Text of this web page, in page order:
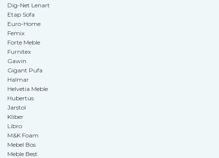
Dig-Net Lenart
Etap Sofa
Euro-Home
Femix
Forte Meble
Furnitex
Gawin
Gigant Pufa
Halmar
Helvetia Meble
Hubertus
Jarstol
Kliber
Libro
M&K Foam
Mebel Bos
Meble Best